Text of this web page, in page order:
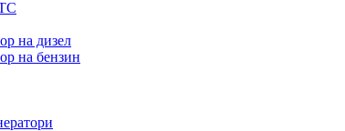
на дизел
на бензин